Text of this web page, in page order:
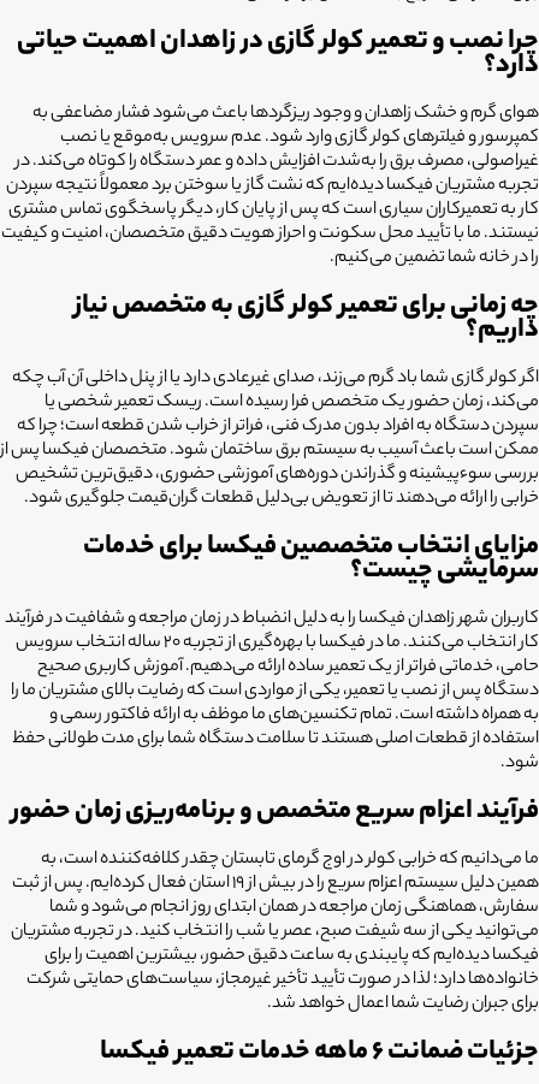
چرا نصب و تعمیر کولر گازی در زاهدان اهمیت حیاتی
دارد؟
هوای گرم و خشک زاهدان و وجود ریزگردها باعث می‌شود فشار مضاعفی به
کمپرسور و فیلترهای کولر گازی وارد شود. عدم سرویس به‌موقع یا نصب
غیراصولی، مصرف برق را به‌شدت افزایش داده و عمر دستگاه را کوتاه می‌کند. در
تجربه مشتریان فیکسا دیده‌ایم که نشت گاز یا سوختن برد معمولاً نتیجه سپردن
کار به تعمیرکاران سیاری است که پس از پایان کار، دیگر پاسخگوی تماس مشتری
نیستند. ما با تأیید محل سکونت و احراز هویت دقیق متخصصان، امنیت و کیفیت
را در خانه شما تضمین می‌کنیم.
چه زمانی برای تعمیر کولر گازی به متخصص نیاز
داریم؟
اگر کولر گازی شما باد گرم می‌زند، صدای غیرعادی دارد یا از پنل داخلی آن آب چکه
می‌کند، زمان حضور یک متخصص فرا رسیده است. ریسک تعمیر شخصی یا
سپردن دستگاه به افراد بدون مدرک فنی، فراتر از خراب شدن قطعه است؛ چرا که
ممکن است باعث آسیب به سیستم برق ساختمان شود. متخصصان فیکسا پس از
بررسی سوءپیشینه و گذراندن دوره‌های آموزشی حضوری، دقیق‌ترین تشخیص
خرابی را ارائه می‌دهند تا از تعویض بی‌دلیل قطعات گران‌قیمت جلوگیری شود.
مزایای انتخاب متخصصین فیکسا برای خدمات
سرمایشی چیست؟
کاربران شهر زاهدان فیکسا را به دلیل انضباط در زمان مراجعه و شفافیت در فرآیند
کار انتخاب می‌کنند. ما در فیکسا با بهره‌گیری از تجربه ۲۰ ساله انتخاب سرویس
حامی، خدماتی فراتر از یک تعمیر ساده ارائه می‌دهیم. آموزش کاربری صحیح
دستگاه پس از نصب یا تعمیر، یکی از مواردی است که رضایت بالای مشتریان ما را
به همراه داشته است. تمام تکنسین‌های ما موظف به ارائه فاکتور رسمی و
استفاده از قطعات اصلی هستند تا سلامت دستگاه شما برای مدت طولانی حفظ
شود.
فرآیند اعزام سریع متخصص و برنامه‌ریزی زمان حضور
ما می‌دانیم که خرابی کولر در اوج گرمای تابستان چقدر کلافه‌کننده است، به
همین دلیل سیستم اعزام سریع را در بیش از 19 استان فعال کرده‌ایم. پس از ثبت
سفارش، هماهنگی زمان مراجعه در همان ابتدای روز انجام می‌شود و شما
می‌توانید یکی از سه شیفت صبح، عصر یا شب را انتخاب کنید. در تجربه مشتریان
فیکسا دیده‌ایم که پایبندی به ساعت دقیق حضور، بیشترین اهمیت را برای
خانواده‌ها دارد؛ لذا در صورت تأیید تأخیر غیرمجاز، سیاست‌های حمایتی شرکت
برای جبران رضایت شما اعمال خواهد شد.
جزئیات ضمانت ۶ ماهه خدمات تعمیر فیکسا